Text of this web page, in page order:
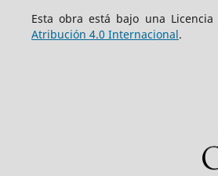
Esta obra está bajo una Licencia
Atribución 4.0 Internacional.